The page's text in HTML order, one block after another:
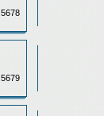
5678
5679